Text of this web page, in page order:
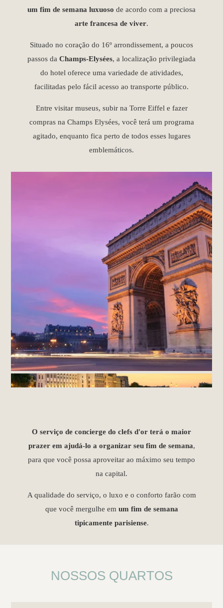
um fim de semana luxuoso de acordo com a preciosa
arte francesa de viver.
Situado no coração do 16º arrondissement, a poucos
passos da Champs-Elysées, a localização privilegiada
do hotel oferece uma variedade de atividades,
facilitadas pelo fácil acesso ao transporte público.
Entre visitar museus, subir na Torre Eiffel e fazer
compras na Champs Elysées, você terá um programa
agitado, enquanto fica perto de todos esses lugares
emblemáticos.
O serviço de concierge do clefs d'or terá o maior
prazer em ajudá-lo a organizar seu fim de semana,
para que você possa aproveitar ao máximo seu tempo
na capital.
A qualidade do serviço, o luxo e o conforto farão com
que você mergulhe em um fim de semana
tipicamente parisiense.
NOSSOS QUARTOS